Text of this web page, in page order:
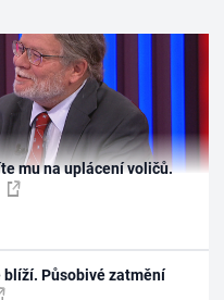
mu na uplácení voličů.
blíží. Působivé zatmění